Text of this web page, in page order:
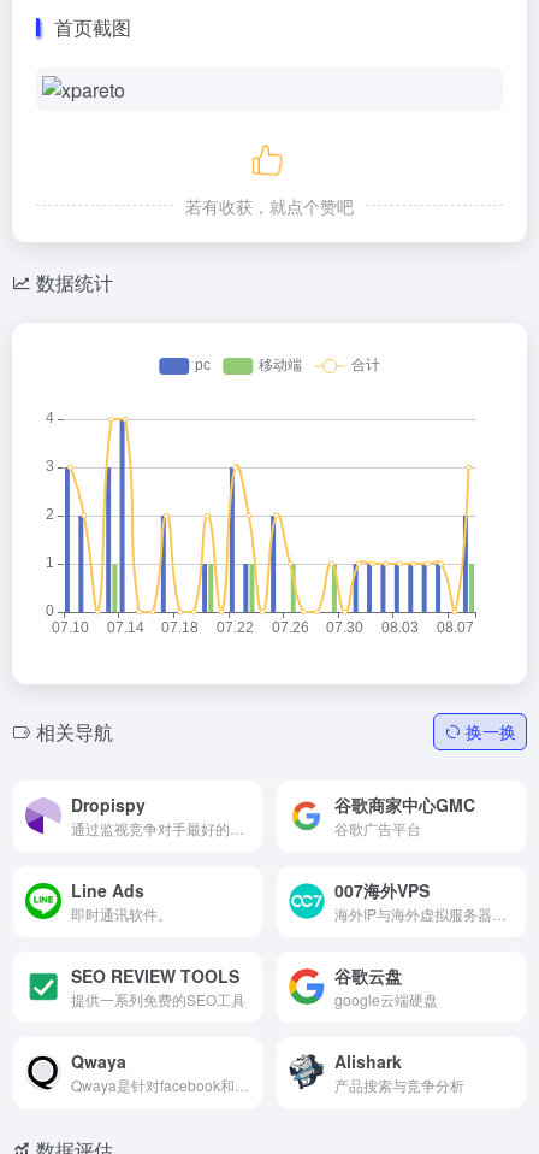
首页截图
若有收获，就点个赞吧
数据统计
相关导航 换一换
Dropispy 谷歌商家中心GMC
谷歌广告平台
Line Ads
即时通讯软件。
007海外VPS
SEO REVIEW TOOLS
提供一系列免费的SEO工具
谷歌云盘
google云端硬盘
Qwaya Alishark
产品搜索与竞争分析